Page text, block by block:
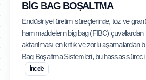
BIG BAG BOŞALTMA
Endüstriyel üretim süreçlerinde, toz ve
hammaddelerin big bag (FIBC) çuvallardan
aktarılması en kritik ve zorlu aşamalardan
Bag Boşaltma Sistemleri, bu hassas
İncele